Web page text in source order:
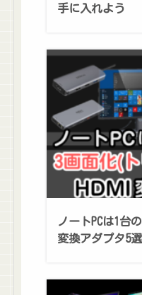
手に入れよう
ノートPCは1台
変換アダプタ5選